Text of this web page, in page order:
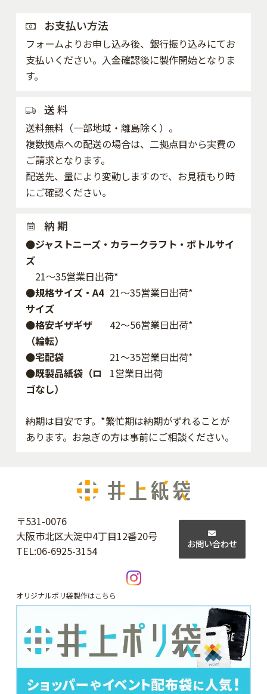
お支払い方法
フォームよりお申し込み後、銀行振り込みにてお
支払いください。入金確認後に製作開始となりま
す。
送 料
送料無料（一部地域・離島除く）。
複数拠点への配送の場合は、二拠点目から実費の
ご請求となります。
配送先、量により変動しますので、お見積もり時
にご確認ください。
納 期
●ジャストニーズ・カラークラフト・ボトルサイ
ズ
21～35営業日出荷*
●規格サイズ・A4
サイズ
21～35営業日出荷*
●格安ギザギザ
（輪転）
42〜56営業日出荷*
●宅配袋
21～35営業日出荷*
●既製品紙袋（ロ
ゴなし）
1営業日出荷
納期は目安です。*繁忙期は納期がずれることが
あります。お急ぎの方は事前にご相談ください。
〒531-0076
大阪市北区大淀中4丁目12番20号
TEL:06-6925-3154
お問い合わせ
オリジナルポリ袋製作はこちら